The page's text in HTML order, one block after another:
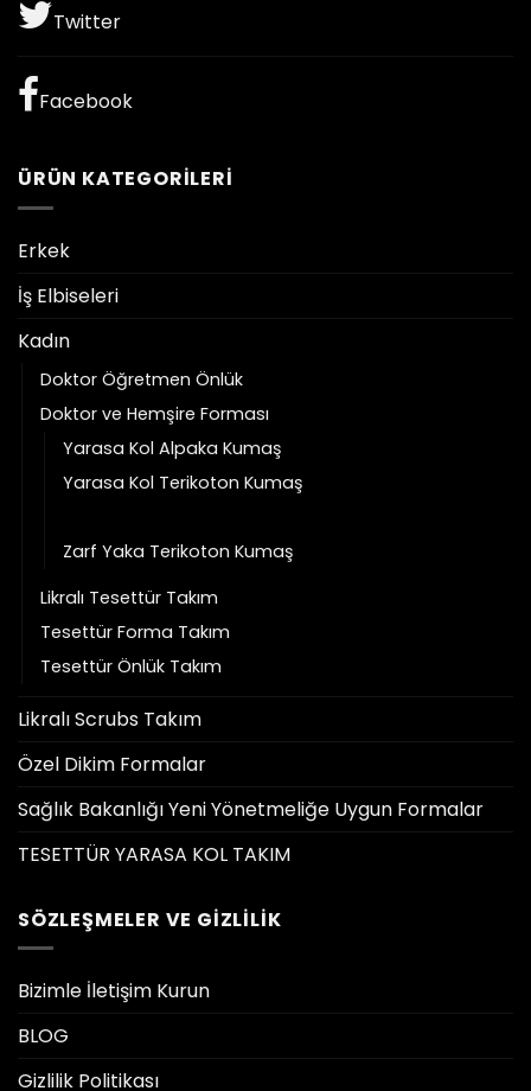
Twitter
Facebook
ÜRÜN KATEGORILERI
Erkek
İş Elbiseleri
Kadın
Doktor Öğretmen Önlük
Doktor ve Hemşire Forması
Yarasa Kol Alpaka Kumaş
Yarasa Kol Terikoton Kumaş
Zarf Yaka Terikoton Kumaş
Likralı Tesettür Takım
Tesettür Forma Takım
Tesettür Önlük Takım
Likralı Scrubs Takım
Özel Dikim Formalar
Sağlık Bakanlığı Yeni Yönetmeliğe Uygun Formalar
TESETTÜR YARASA KOL TAKIM
SÖZLEŞMELER VE GIZLILIK
Bizimle İletişim Kurun
BLOG
Gizlilik Politikası